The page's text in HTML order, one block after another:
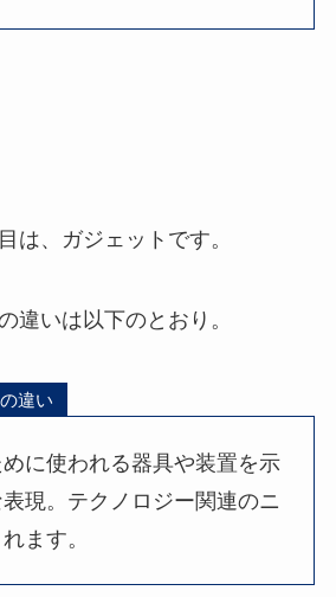
は、ガジェットです。
違いは以下のとおり。
違い
に使われる器具や装置を示
現。テクノロジー関連のニ
ます。